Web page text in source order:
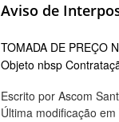
Aviso de
TOMADA DE PREÇO
Objeto nbsp
Escrito por Ascom
Última modificação